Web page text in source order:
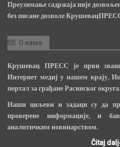
Преузимање садржаја није
без писане дозволе
О нама
Крушевац ПРЕСС је први
Интернет медиј у нашем крају,
портал за грађане Расинског округа.
Наши циљеви и задаци су да
проверене информације, и
аналитичким новинарством.
Čitaj